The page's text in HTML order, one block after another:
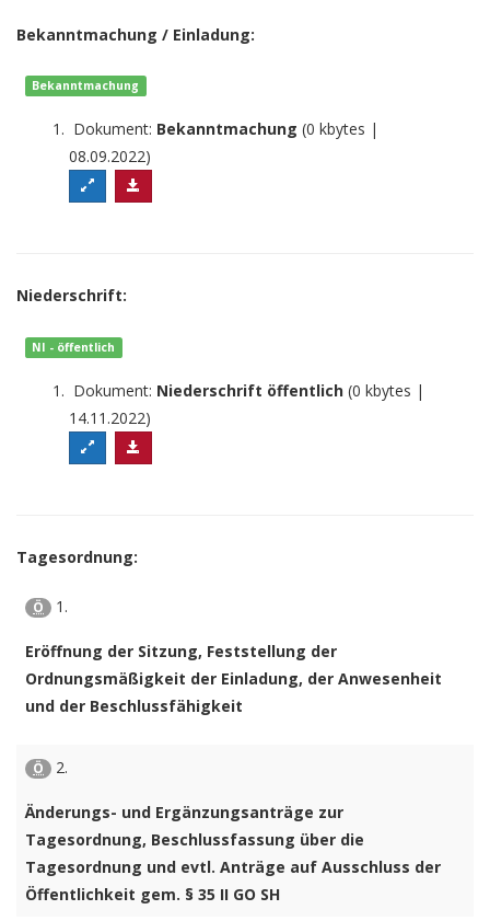
Bekanntmachung / Einladung:
Bekanntmachung
Dokument: Bekanntmachung (0 kbytes |
08.09.2022)
Niederschrift:
NI - öffentlich
Dokument: Niederschrift öffentlich (0 kbytes |
14.11.2022)
Tagesordnung:
Ö 1.
Eröffnung der Sitzung, Feststellung der
Ordnungsmäßigkeit der Einladung, der Anwesenheit
und der Beschlussfähigkeit
Ö 2.
Änderungs- und Ergänzungsanträge zur
Tagesordnung, Beschlussfassung über die
Tagesordnung und evtl. Anträge auf Ausschluss der
Öffentlichkeit gem. § 35 II GO SH